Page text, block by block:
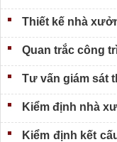
Thiết kế nhà
Quan trắc công
Tư vấn giám sát
Kiểm định nhà
Kiểm định kết